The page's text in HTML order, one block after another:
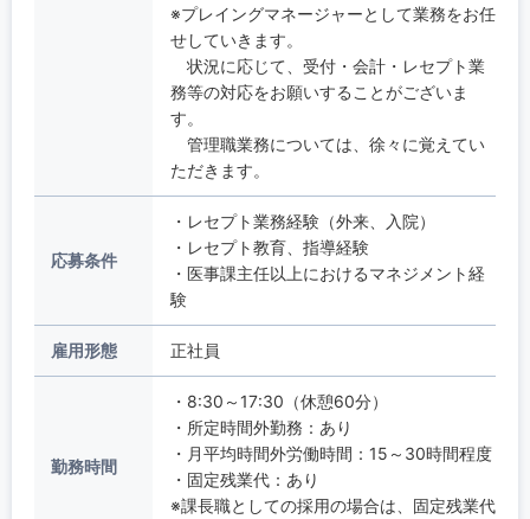
※プレイングマネージャーとして業務をお任
せしていきます。
状況に応じて、受付・会計・レセプト業
務等の対応をお願いすることがございま
す。
管理職業務については、徐々に覚えてい
ただきます。
応募条件
・レセプト業務経験（外来、入院）
・レセプト教育、指導経験
・医事課主任以上におけるマネジメント経
験
雇用形態 正社員
勤務時間
・8:30～17:30（休憩60分）
・所定時間外勤務：あり
・月平均時間外労働時間：15～30時間程度
・固定残業代：あり
※課長職としての採用の場合は、固定残業代